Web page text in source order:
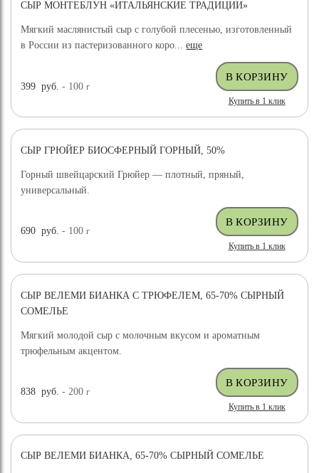
СЫР МОНТЕБЛУН «ИТАЛЬЯНСКИЕ ТРАДИЦИИ»
Мягкий маслянистый сыр с голубой плесенью, изготовленный
в России из пастеризованного коро...еще
399 руб. - 100г
Купить в 1 клик
СЫР ГРЮЙЕР БИОСФЕРНЫЙ ГОРНЫЙ, 50%
Горный швейцарский Грюйер — плотный, пряный,
универсальный.
690 руб. - 100г
Купить в 1 клик
ХИТ ПРОДАЖ
СЫР ВЕЛЕМИ БИАНКА С ТРЮФЕЛЕМ, 65-70% СЫРНЫЙ
СОМЕЛЬЕ
Мягкий молодой сыр с молочным вкусом и ароматным
трюфельным акцентом.
838 руб. - 200г
Купить в 1 клик
ХИТ ПРОДАЖ
СЫР ВЕЛЕМИ БИАНКА, 65-70% СЫРНЫЙ СОМЕЛЬЕ